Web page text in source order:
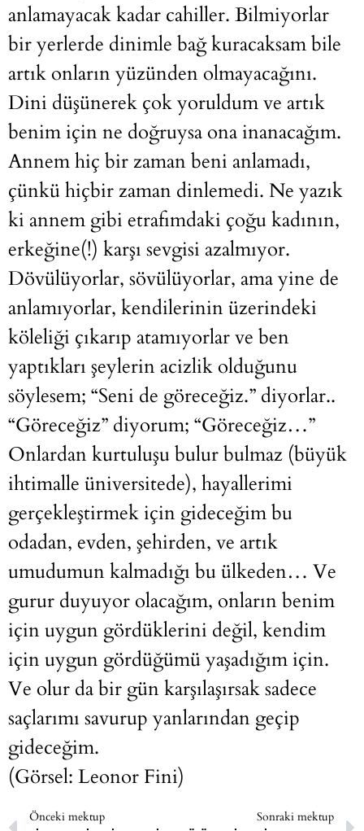
anlamayacak kadar cahiller. Bilmiyorlar
bir yerlerde dinimle bağ kuracaksam bile
artık onların yüzünden olmayacağını.
Dini düşünerek çok yoruldum ve artık
benim için ne doğruysa ona inanacağım.
Annem hiç bir zaman beni anlamadı,
çünkü hiçbir zaman dinlemedi. Ne yazık
ki annem gibi etrafımdaki çoğu kadının,
erkeğine(!) karşı sevgisi azalmıyor.
Dövülüyorlar, sövülüyorlar, ama yine de
anlamıyorlar, kendilerinin üzerindeki
köleliği çıkarıp atamıyorlar ve ben
yaptıkları şeylerin acizlik olduğunu
söylesem; “Seni de göreceğiz.” diyorlar..
“Göreceğiz” diyorum; “Göreceğiz…”
Onlardan kurtuluşu bulur bulmaz (büyük
ihtimalle üniversitede), hayallerimi
gerçekleştirmek için gideceğim bu
odadan, evden, şehirden, ve artık
umudumun kalmadığı bu ülkeden… Ve
gurur duyuyor olacağım, onların benim
için uygun gördüklerini değil, kendim
için uygun gördüğümü yaşadığım için.
Ve olur da bir gün karşılaşırsak sadece
saçlarımı savurup yanlarından geçip
gideceğim.
(Görsel: Leonor Fini)
Önceki mektup Sonraki mektup